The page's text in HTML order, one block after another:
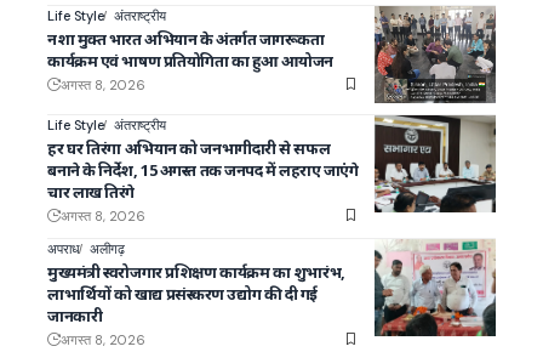
Life Style अंतराष्ट्रीय
नशा मुक्त भारत अभियान के अंतर्गत जागरूकता
कार्यक्रम एवं भाषण प्रतियोगिता का हुआ आयोजन
अगस्त 8, 2026
Life Style अंतराष्ट्रीय
हर घर तिरंगा अभियान को जनभागीदारी से सफल
बनाने के निर्देश, 15 अगस्त तक जनपद में लहराए जाएंगे
चार लाख तिरंगे
अगस्त 8, 2026
अपराध अलीगढ़
मुख्यमंत्री स्वरोजगार प्रशिक्षण कार्यक्रम का शुभारंभ,
लाभार्थियों को खाद्य प्रसंस्करण उद्योग की दी गई
जानकारी
अगस्त 8, 2026